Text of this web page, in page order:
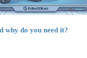
why do you need it?